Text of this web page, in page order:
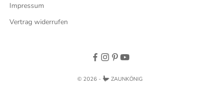
Impressum
Vertrag widerrufen
© 2026 - ZAUNKÖNIG